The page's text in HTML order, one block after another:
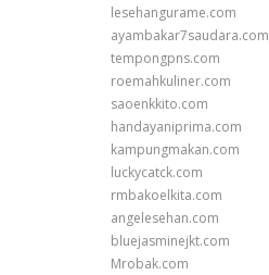
lesehangurame.com
ayambakar7saudara.com
tempongpns.com
roemahkuliner.com
saoenkkito.com
handayaniprima.com
kampungmakan.com
luckycatck.com
rmbakoelkita.com
angelesehan.com
bluejasminejkt.com
Mrobak.com